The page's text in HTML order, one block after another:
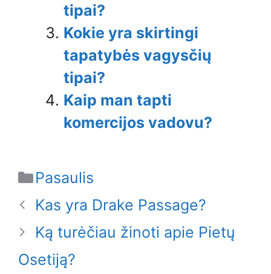
tipai?
Kokie yra skirtingi
tapatybės vagysčių
tipai?
Kaip man tapti
komercijos vadovu?
Categories
Pasaulis
Kas yra Drake Passage?
Ką turėčiau žinoti apie Pietų
Osetiją?